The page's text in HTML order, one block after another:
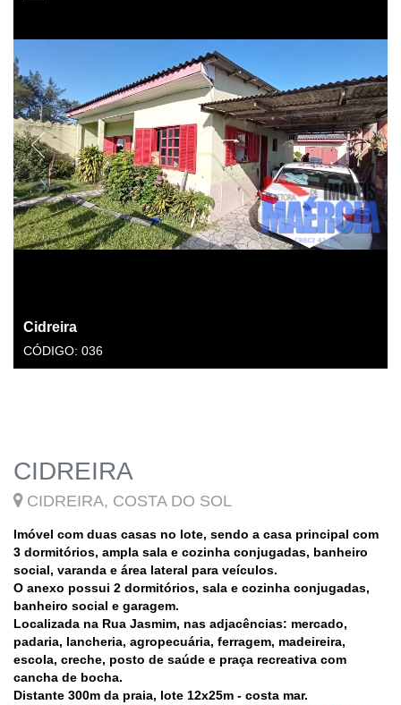
Cidreira
CÓDIGO: 036
CIDREIRA
CIDREIRA, COSTA DO SOL
Imóvel com duas casas no lote, sendo a casa principal com
3 dormitórios, ampla sala e cozinha conjugadas, banheiro
social, varanda e área lateral para veículos.
O anexo possui 2 dormitórios, sala e cozinha conjugadas,
banheiro social e garagem.
Localizada na Rua Jasmim, nas adjacências: mercado,
padaria, lancheria, agropecuária, ferragem, madeireira,
escola, creche, posto de saúde e praça recreativa com
cancha de bocha.
Distante 300m da praia, lote 12x25m - costa mar.